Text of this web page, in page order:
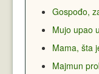
Gospođo,
Mujo upao
Mama, šta
Majmun